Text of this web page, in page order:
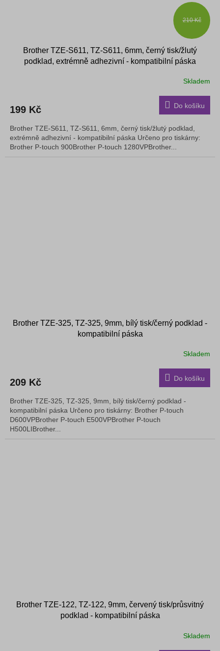
210 Kč
Brother TZE-S611, TZ-S611, 6mm, černý tisk/žlutý
podklad, extrémně adhezivní - kompatibilní páska
Skladem
199 Kč Do košíku
Brother TZE-S611, TZ-S611, 6mm, černý tisk/žlutý podklad,
extrémně adhezivní - kompatibilní páska Určeno pro tiskárny:
Brother P-touch 900Brother P-touch 1280VPBrother...
Brother TZE-325, TZ-325, 9mm, bílý tisk/černý podklad -
kompatibilní páska
Skladem
209 Kč Do košíku
Brother TZE-325, TZ-325, 9mm, bílý tisk/černý podklad -
kompatibilní páska Určeno pro tiskárny: Brother P-touch
D600VPBrother P-touch E500VPBrother P-touch
H500LIBrother...
Brother TZE-122, TZ-122, 9mm, červený tisk/průsvitný
podklad - kompatibilní páska
Skladem